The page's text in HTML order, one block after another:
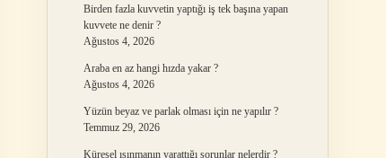
Birden fazla kuvvetin yaptığı iş tek başına yapan
kuvvete ne denir ?
Ağustos 4, 2026
Araba en az hangi hızda yakar ?
Ağustos 4, 2026
Yüzün beyaz ve parlak olması için ne yapılır ?
Temmuz 29, 2026
Küresel ısınmanın yarattığı sorunlar nelerdir ?